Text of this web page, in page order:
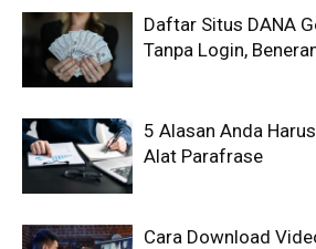
Daftar Situs DANA
Tanpa Login,
5 Alasan Anda
Alat Parafrase
Cara Download